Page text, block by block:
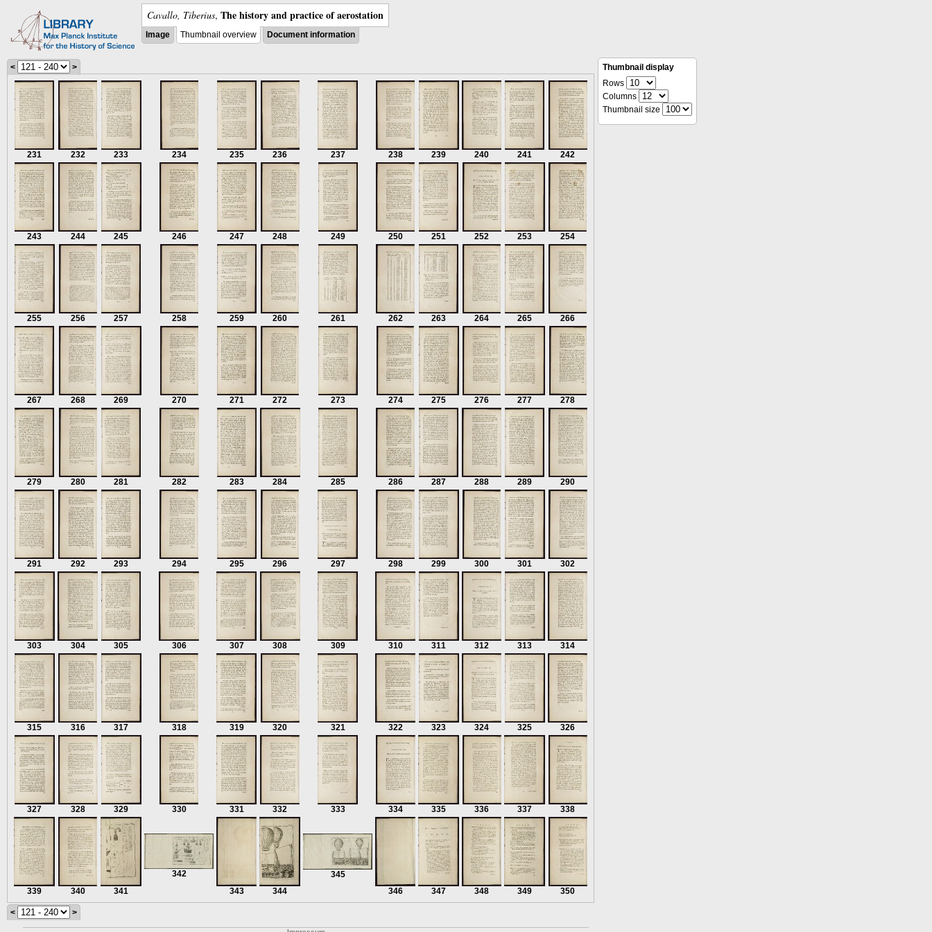
Cavallo, Tiberius, The history and practice of aerostation
Image Thumbnail overview Document information
< >
231 232 233 234 235 236 237 238 239 240 241 242
243 244 245 246 247 248 249 250 251 252 253 254
255 256 257 258 259 260 261 262 263 264 265 266
267 268 269 270 271 272 273 274 275 276 277 278
279 280 281 282 283 284 285 286 287 288 289 290
291 292 293 294 295 296 297 298 299 300 301 302
303 304 305 306 307 308 309 310 311 312 313 314
315 316 317 318 319 320 321 322 323 324 325 326
327 328 329 330 331 332 333 334 335 336 337 338
339 340 341
342
343
344
345
346
347 348 349 350
< >
Thumbnail display
Rows
Columns
Thumbnail size